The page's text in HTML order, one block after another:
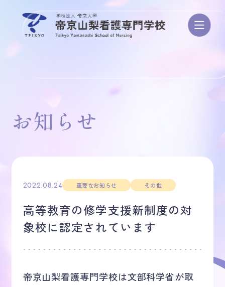
学び・カリキュラム
入試・学費
キャンパスライフ
オープンキャンパス
お知らせ
2022.08.24 重要なお知らせ その他
高等教育の修学支援新制度の対
象校に認定されています
帝京山梨看護専門学校は文部科学省が取